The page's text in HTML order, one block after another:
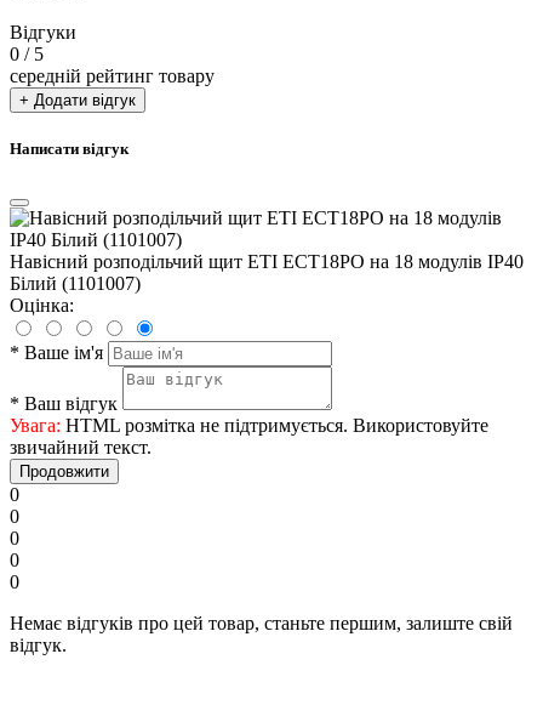
Відгуки
0 / 5
середній рейтинг товару
+ Додати відгук
Написати відгук
Навісний розподільчий щит ETI ECT18PO на 18 модулів IP40
Білий (1101007)
Оцінка:
* Ваше ім'я
* Ваш відгук
Увага: HTML розмітка не підтримується. Використовуйте
звичайний текст.
Продовжити
0
0
0
0
0
Немає відгуків про цей товар, станьте першим, залиште свій
відгук.